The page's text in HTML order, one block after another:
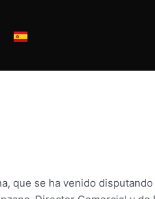
que se ha venido